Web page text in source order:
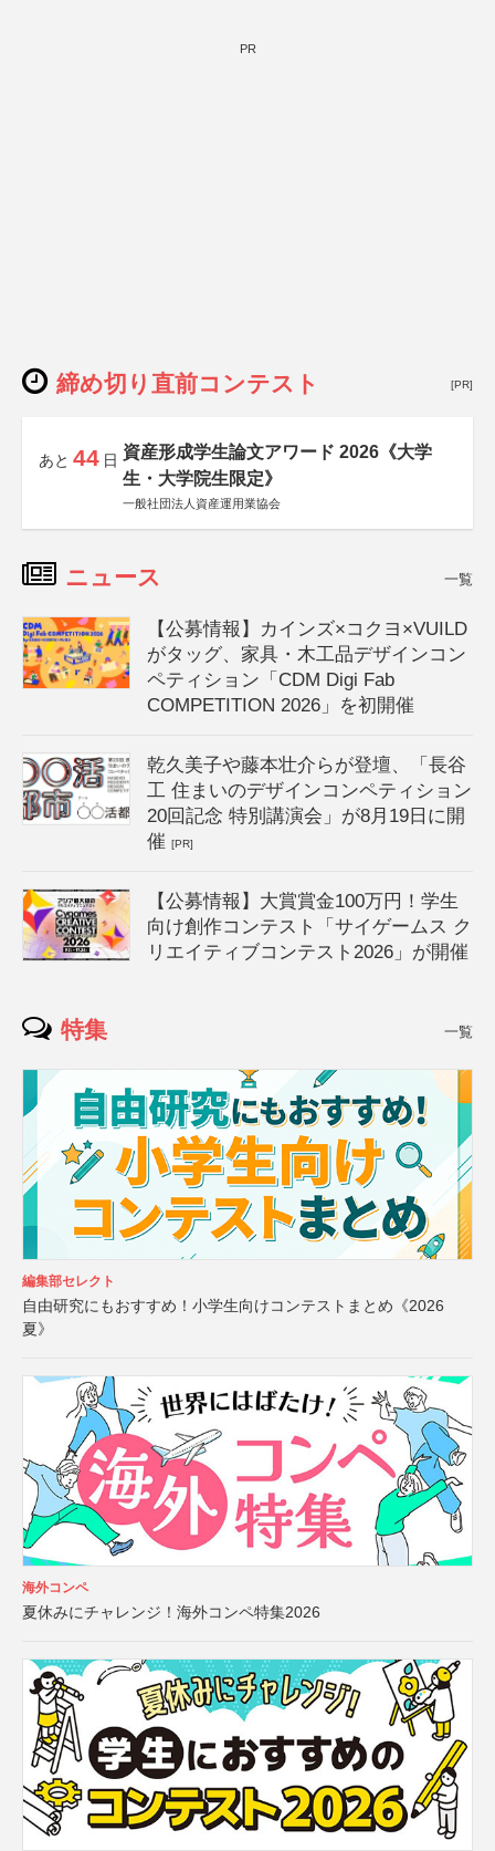
PR
締め切り直前コンテスト [PR]
あと 44 日 資産形成学生論文アワード 2026《大学
生・大学院生限定》
一般社団法人資産運用業協会
ニュース 一覧
【公募情報】カインズ×コクヨ×VUILD
がタッグ、家具・木工品デザインコン
ペティション「CDM Digi Fab
COMPETITION 2026」を初開催
乾久美子や藤本壮介らが登壇、「長谷
工 住まいのデザインコンペティション
20回記念 特別講演会」が8月19日に開
催[PR]
【公募情報】大賞賞金100万円！学生
向け創作コンテスト「サイゲームス ク
リエイティブコンテスト2026」が開催
特集 一覧
編集部セレクト
自由研究にもおすすめ！小学生向けコンテストまとめ《2026
夏》
海外コンペ
夏休みにチャレンジ！海外コンペ特集2026